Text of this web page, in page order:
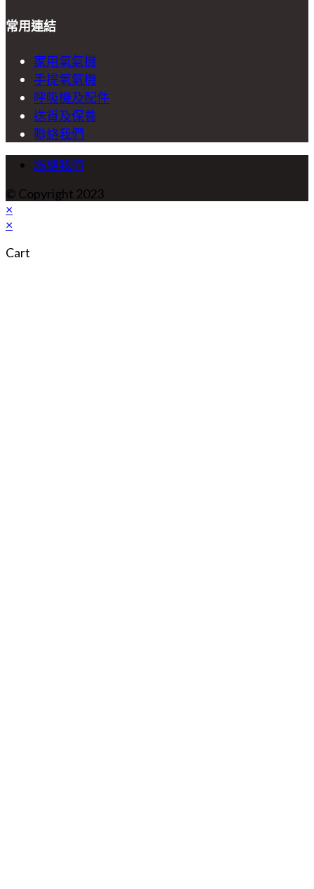
常用連結
家用氧氣機
a
new
tab
手提氧氣機
in
a
new
呼吸機及配件Opens
new
tab
送貨及保養
a
new
聯絡我們
in
tab
聯絡我們
© Copyright 2023
×
×
Cart